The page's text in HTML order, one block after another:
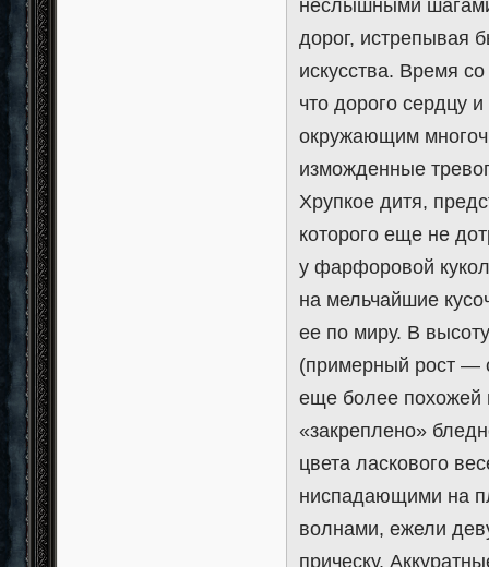
неслышными
дорог, истрепывая
искусства. Время
что дорого сердцу
окружающим
изможденные
Хрупкое дитя,
которого еще не
у фарфоровой
на мельчайшие
ее по миру. В
(примерный рост —
еще более похожей
«закреплено»
цвета ласкового
ниспадающими на
волнами, ежели
прическу.